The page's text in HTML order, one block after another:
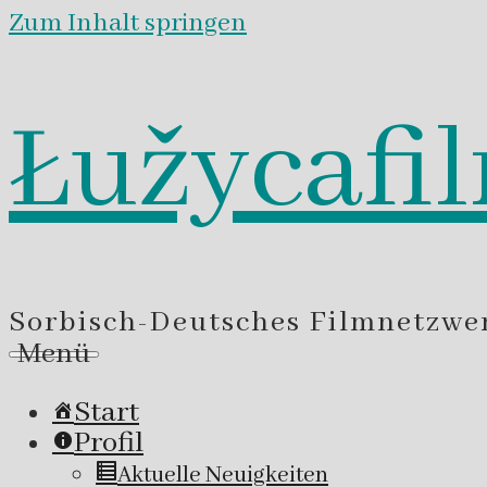
Zum Inhalt springen
Sorbisch-Deutsches
Menü
Start
Profil
Aktuelle Neuigkeiten